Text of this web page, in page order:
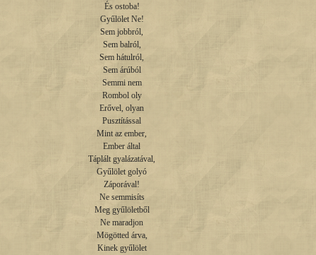
És ostoba!
Gyűlölet Ne!
Sem jobbról,
Sem balról,
Sem hátulról,
Sem árúból
Semmi nem
Rombol oly
Erővel, olyan
Pusztítással
Mint az ember,
Ember által
Táplált gyalázatával,
Gyűlölet golyó
Záporával!
Ne semmisíts
Meg gyűlöletből
Ne maradjon
Mögötted árva,
Kinek gyűlölet